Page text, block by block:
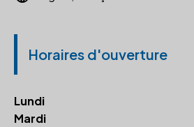
Horaires d'ouverture
Lundi
Mardi